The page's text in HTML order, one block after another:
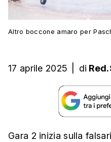
Altro boccone amaro per
17 aprile 2025 di
Gara 2 inizia sulla